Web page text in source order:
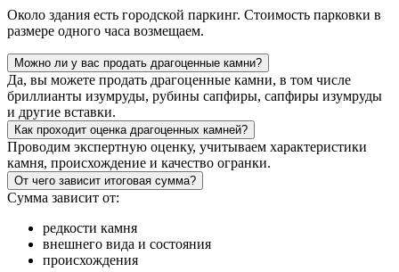
Около здания есть городской паркинг. Стоимость парковки в
размере одного часа возмещаем.
Можно ли у вас продать драгоценные камни?
Да, вы можете продать драгоценные камни, в том числе
бриллианты изумруды, рубины сапфиры, сапфиры изумруды
и другие вставки.
Как проходит оценка драгоценных камней?
Проводим экспертную оценку, учитываем характеристики
камня, происхождение и качество огранки.
От чего зависит итоговая сумма?
Сумма зависит от:
редкости камня
внешнего вида и состояния
происхождения